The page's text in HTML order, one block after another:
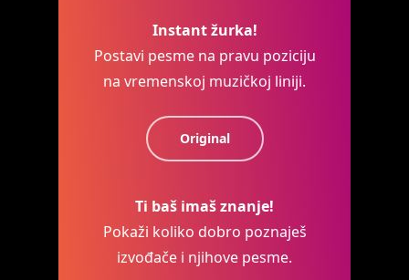
Instant žurka!
Postavi pesme na pravu poziciju
na vremenskoj muzičkoj liniji.
Original
Ti baš imaš znanje!
Pokaži koliko dobro poznaješ
izvođače i njihove pesme.